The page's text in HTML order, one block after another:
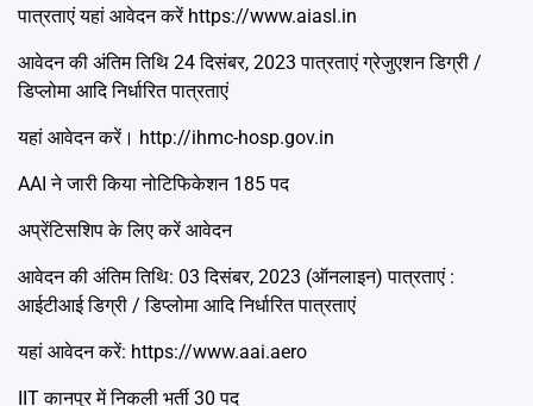
पात्रताएं यहां आवेदन करें https://www.aiasl.in
आवेदन की अंतिम तिथि 24 दिसंबर, 2023 पात्रताएं ग्रेजुएशन डिग्री /
डिप्लोमा आदि निर्धारित पात्रताएं
यहां आवेदन करें। http://ihmc-hosp.gov.in
AAI ने जारी किया नोटिफिकेशन 185 पद
अप्रेंटिसशिप के लिए करें आवेदन
आवेदन की अंतिम तिथि: 03 दिसंबर, 2023 (ऑनलाइन) पात्रताएं :
आईटीआई डिग्री / डिप्लोमा आदि निर्धारित पात्रताएं
यहां आवेदन करें: https://www.aai.aero
IIT कानपुर में निकली भर्ती 30 पद